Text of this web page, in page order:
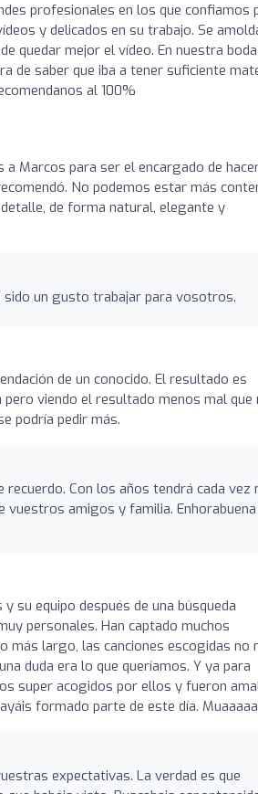
profesionales en los que confiamos
y delicados en su trabajo. Se
quedar mejor el vídeo. En nuestra
de saber que iba a tener suficiente
al 100%
Marcos para ser el encargado de
No podemos estar más
de forma natural, elegante y
sido un gusto trabajar para vosotros.
de un conocido. El resultado es
viendo el resultado menos mal que
podría pedir más.
Con los años tendrá cada vez
vuestros amigos y familia.
su equipo después de una búsqueda
personales. Han captado muchos
más largo, las canciones escogidas no
duda era lo que queríamos. Y ya para
super acogidos por ellos y fueron
formado parte de este día. Muaaaaa
expectativas. La verdad es que